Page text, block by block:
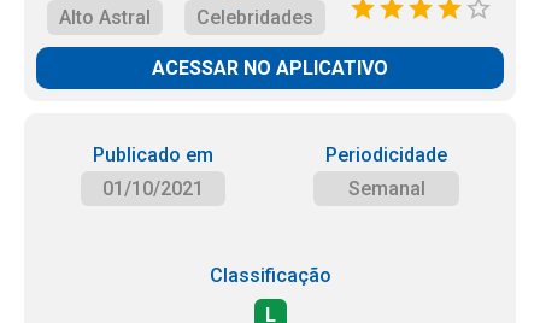
Alto Astral
Celebridades
ACESSAR NO APLICATIVO
Publicado em
01/10/2021
Periodicidade
Semanal
Classificação
L